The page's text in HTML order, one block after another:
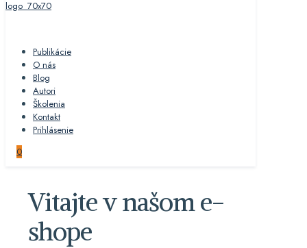
Publikácie
O nás
Blog
Autori
Školenia
Kontakt
Prihlásenie
0
Vitajte v našom e-
shope